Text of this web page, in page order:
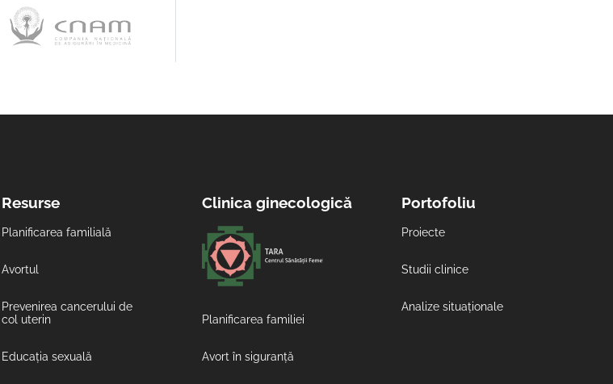
Resurse
Planificarea familială
Avortul
Prevenirea cancerului de
col uterin
Educația sexuală
Clinica ginecologică
Planificarea familiei
Avort în siguranță
Portofoliu
Proiecte
Studii clinice
Analize situaționale